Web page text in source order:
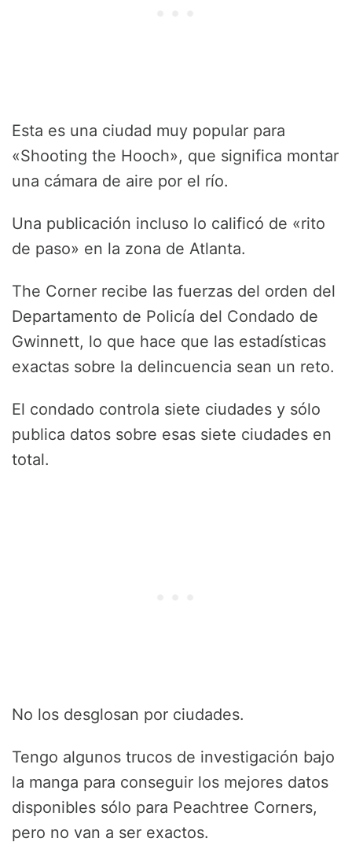
Esta es una ciudad muy popular para
«Shooting the Hooch», que significa montar
una cámara de aire por el río.
Una publicación incluso lo calificó de «rito
de paso» en la zona de Atlanta.
The Corner recibe las fuerzas del orden del
Departamento de Policía del Condado de
Gwinnett, lo que hace que las estadísticas
exactas sobre la delincuencia sean un reto.
El condado controla siete ciudades y sólo
publica datos sobre esas siete ciudades en
total.
No los desglosan por ciudades.
Tengo algunos trucos de investigación bajo
la manga para conseguir los mejores datos
disponibles sólo para Peachtree Corners,
pero no van a ser exactos.